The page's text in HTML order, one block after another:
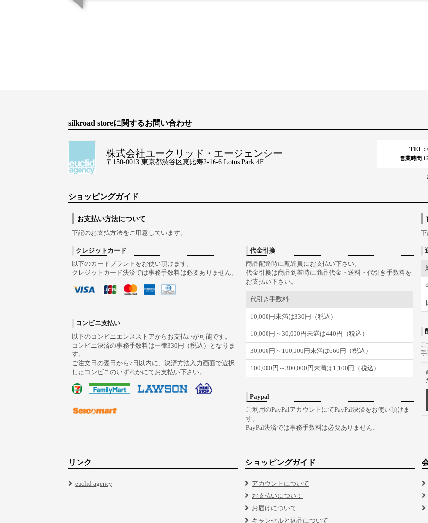
silkroad storeに関するお問い合わせ
株式会社ユークリッド・エージェンシー
〒150-0013 東京都渋谷区恵比寿2-16-6 Lotus Park 4F
TEL :
営業時間
ショッピングガイド
お支払い方法について
下記のお支払方法をご用意しています。
クレジットカード
以下のカードブランドをお使い頂けます。
クレジットカード決済では事務手数料は必要ありません。
コンビニ支払い
以下のコンビニエンスストアからお支払いが可能です。
コンビニ決済の事務手数料は一律330円（税込）となりま
す。
ご注文日の翌日から7日以内に、決済方法入力画面で選択
したコンビニのいずれかにてお支払い下さい。
代金引換
商品配達時に配達員にお支払い下さい。
代金引換は商品到着時に商品代金・送料・代引き手数料を
お支払い下さい。
代引き手数料
10,000円未満は330円（税込）
10,000円～30,000円未満は440円（税込）
30,000円～100,000円未満は660円（税込）
100,000円～300,000円未満は1,100円（税込）
Paypal
ご利用のPayPalアカウントにてPayPal決済をお使い頂けま
す。
PayPal決済では事務手数料は必要ありません。
下
手
リンク
euclid agency
ショッピングガイド
アカウントについて
お支払いについて
お届けについて
キャンセルと返品について